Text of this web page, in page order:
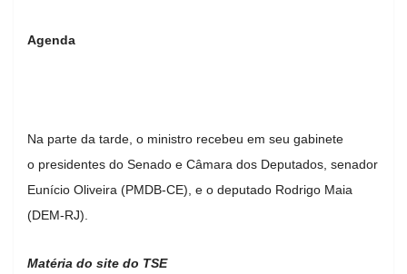
Agenda
Na parte da tarde, o ministro recebeu em seu gabinete
o presidentes do Senado e Câmara dos Deputados, senador
Eunício Oliveira (PMDB-CE), e o deputado Rodrigo Maia
(DEM-RJ).
Matéria do site do TSE